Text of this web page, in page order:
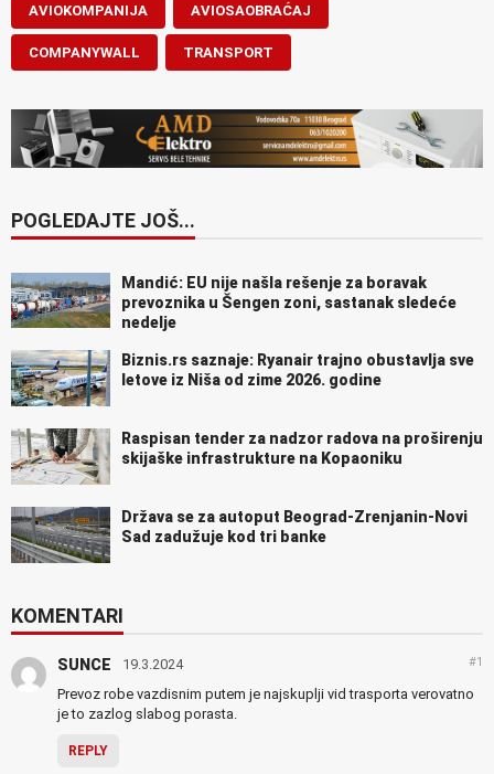
AVIOKOMPANIJA AVIOSAOBRAĆAJ
COMPANYWALL TRANSPORT
POGLEDAJTE JOŠ...
Mandić: EU nije našla rešenje za boravak
prevoznika u Šengen zoni, sastanak sledeće
nedelje
Biznis.rs saznaje: Ryanair trajno obustavlja sve
letove iz Niša od zime 2026. godine
Raspisan tender za nadzor radova na proširenju
skijaške infrastrukture na Kopaoniku
Država se za autoput Beograd-Zrenjanin-Novi
Sad zadužuje kod tri banke
KOMENTARI
SUNCE 19.3.2024 #1
Prevoz robe vazdisnim putem je najskuplji vid trasporta verovatno
je to zazlog slabog porasta.
REPLY